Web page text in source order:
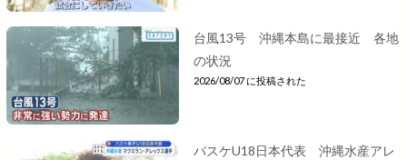
台風13号 沖縄本島に最接近 各地
の状況
2026/08/07 に投稿された
バスケU18日本代表 沖縄水産アレ